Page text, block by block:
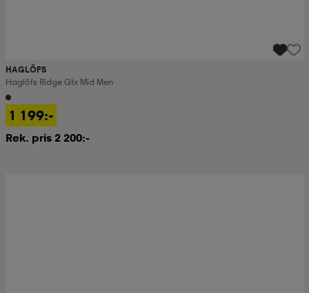
HAGLÖFS
Haglöfs Ridge Gtx Mid Men
1 199:-
Rek. pris 2 200:-